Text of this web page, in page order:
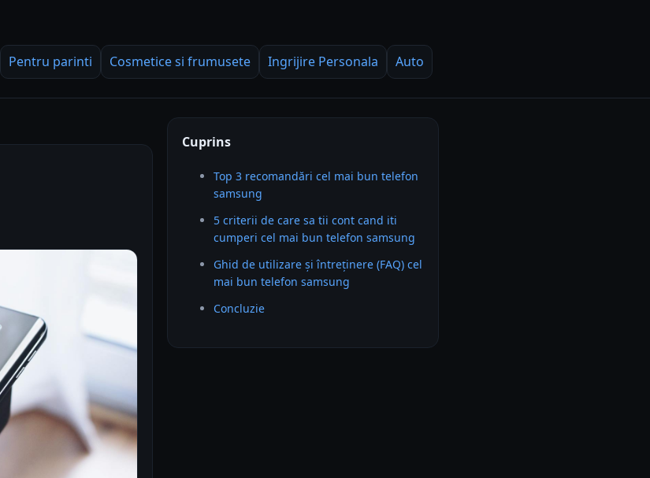
Pentru parinti Cosmetice si frumusete Ingrijire Personala Auto
Cuprins
Top 3 recomandări cel mai bun telefon
samsung
5 criterii de care sa tii cont cand iti
cumperi cel mai bun telefon samsung
Ghid de utilizare și întreținere (FAQ) cel
mai bun telefon samsung
Concluzie